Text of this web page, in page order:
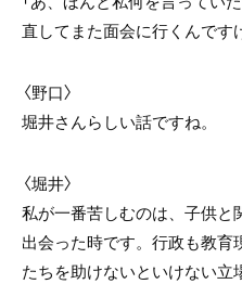
直してまた面会に行くんです
〈野口〉
堀井さんらしい話ですね。
〈堀井〉
私が一番苦しむのは、子供と
出会った時です。行政も教
たちを助けないといけない